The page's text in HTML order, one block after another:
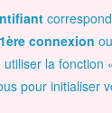
1ère connexion
utiliser la fonction
pour initialiser